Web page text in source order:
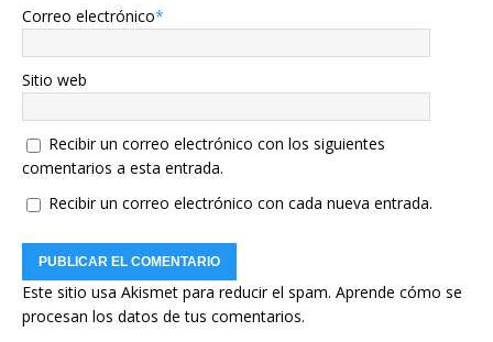
Correo electrónico*
Sitio web
Recibir un correo electrónico con los siguientes
comentarios a esta entrada.
Recibir un correo electrónico con cada nueva entrada.
Este sitio usa Akismet para reducir el spam. Aprende cómo se
procesan los datos de tus comentarios.